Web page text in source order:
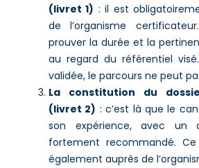
(livret 1) : il est
de l’organisme
prouver la durée et la
au regard du référentiel
validée, le parcours ne peut
La constitution du
(livret 2) : c’est là que le
son expérience, avec un
fortement recommandé.
également auprès de